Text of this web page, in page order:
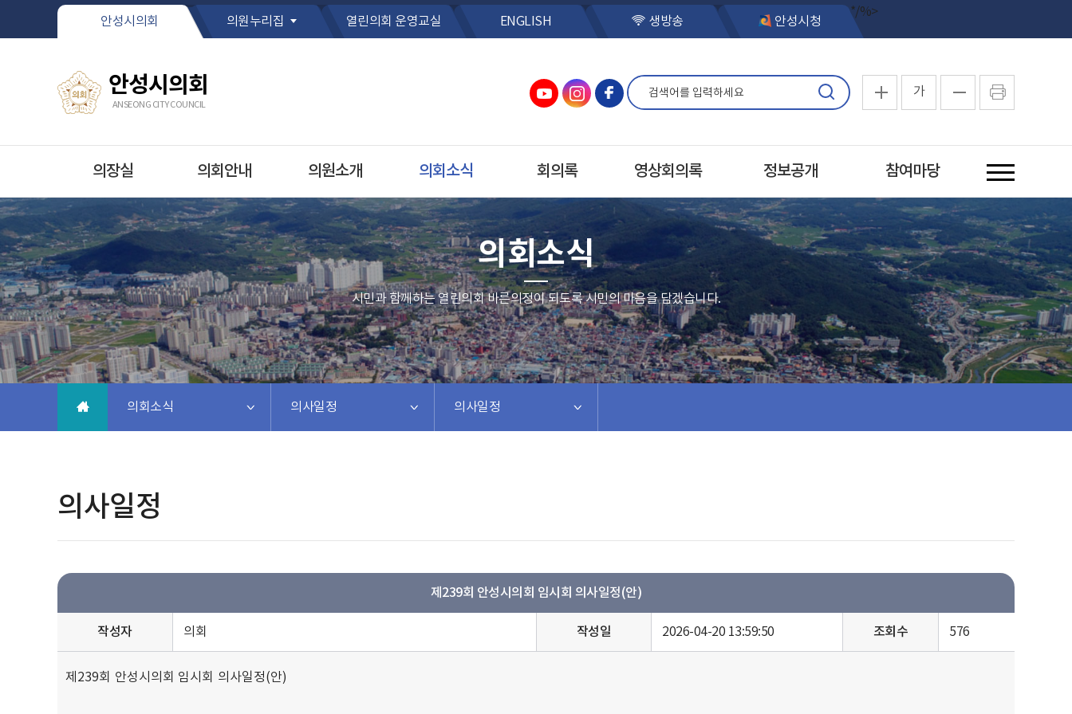
본문바로가기
안성시의회
의원누리집
*/%>
열린의회 운영교실 ENGLISH 생방송 안성시청
안성시의회
ANSEONG CITY COUNCIL
가
의장실 의회안내 의원소개 의회소식 회의록 영상회의록 정보공개 참여마당
의회소식
시민과 함께하는 열린의회 바른의정이 되도록 시민의 마음을 담겠습니다.
의회소식 의사일정 의사일정
의사일정
제239회 안성시의회 임시회 의사일정(안)
작성자 의회 작성일 2026-04-20 13:59:50 조회수 576
제239회 안성시의회 임시회 의사일정(안)